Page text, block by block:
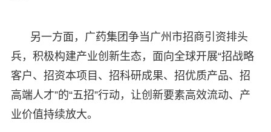
另一方面，广药集团争当广州市招商引资排头
兵，积极构建产业创新生态，面向全球开展“招战略
客户、招资本项目、招科研成果、招优质产品、招
高端人才”的“五招”行动，让创新要素高效流动、产
业价值持续放大。